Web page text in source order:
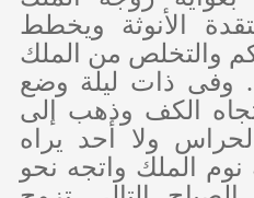
الأنوثة ويخطط
والتخلص من الملك
وفى ذات ليلة وضع
الكف وذهب إلى
ولا أحد يراه
الملك واتجه نحو